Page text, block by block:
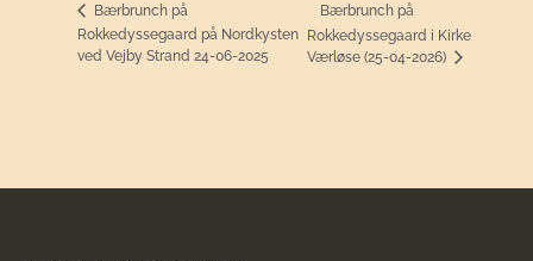
Bærbrunch på
Rokkedyssegaard på Nordkysten
ved Vejby Strand 24-06-2025
Bærbrunch på
Rokkedyssegaard i Kirke
Værløse (25-04-2026)